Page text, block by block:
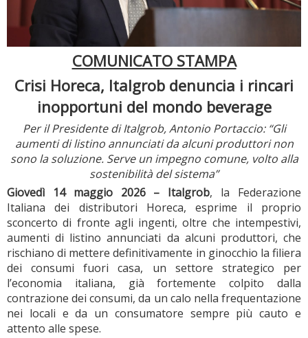
COMUNICATO STAMPA
Crisi Horeca, Italgrob denuncia i rincari
inopportuni del mondo beverage
Per il Presidente di Italgrob, Antonio Portaccio: “Gli
aumenti di listino annunciati da alcuni produttori non
sono la soluzione. Serve un impegno comune, volto alla
sostenibilità del sistema”
Giovedì 14 maggio 2026 – Italgrob, la Federazione
Italiana dei distributori Horeca, esprime il proprio
sconcerto di fronte agli ingenti, oltre che intempestivi,
aumenti di listino annunciati da alcuni produttori, che
rischiano di mettere definitivamente in ginocchio la filiera
dei consumi fuori casa, un settore strategico per
l’economia italiana, già fortemente colpito dalla
contrazione dei consumi, da un calo nella frequentazione
nei locali e da un consumatore sempre più cauto e
attento alle spese.